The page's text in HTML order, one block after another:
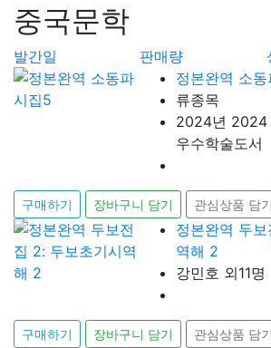
중국문학
발간일 판매량
정본완역 소
류종목
2024년 2024
우수학술도서
구매하기 장바구니 담기 관심상품 담기
정본완역 두
역해 2
강민호 외11명
구매하기 장바구니 담기 관심상품 담기